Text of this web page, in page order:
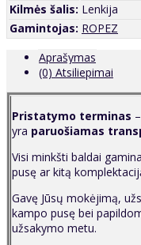
Kilmės šalis: Lenkija
Gamintojas: ROPEZ
Aprašymas
(0) Atsiliepimai
Pristatymo terminas
yra paruošiamas
Visi minkšti baldai
pusę ar kitą
Gavę Jūsų mokėjimą,
kampo pusę bei
užsakymo metu.